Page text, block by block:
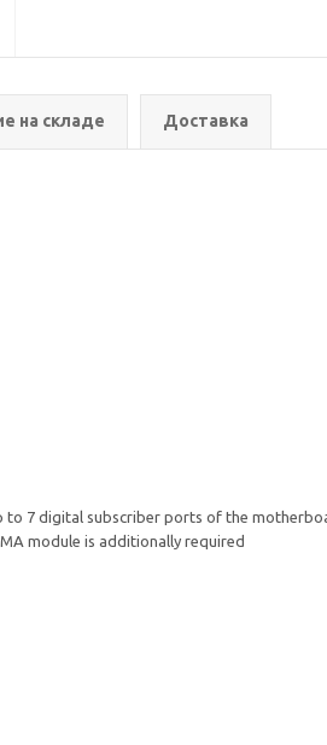
на складе Доставка
to 7 digital subscriber ports of the
module is additionally required